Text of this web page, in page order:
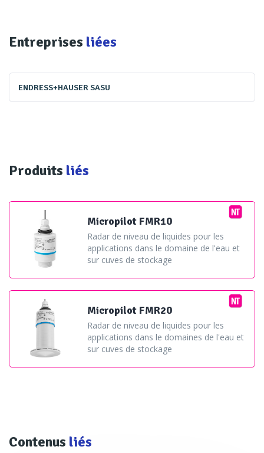
Entreprises liées
ENDRESS+HAUSER SASU
Produits liés
Micropilot FMR10
Radar de niveau de liquides pour les
applications dans le domaine de l'eau et
sur cuves de stockage
Micropilot FMR20
Radar de niveau de liquides pour les
applications dans le domaines de l'eau et
sur cuves de stockage
Contenus liés